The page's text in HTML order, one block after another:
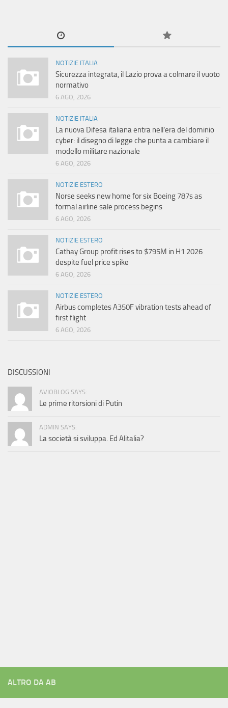
NOTIZIE ITALIA
Sicurezza integrata, il Lazio prova a colmare il vuoto
normativo
6 AGO, 2026
NOTIZIE ITALIA
La nuova Difesa italiana entra nell’era del dominio
cyber: il disegno di legge che punta a cambiare il
modello militare nazionale
6 AGO, 2026
NOTIZIE ESTERO
Norse seeks new home for six Boeing 787s as
formal airline sale process begins
6 AGO, 2026
NOTIZIE ESTERO
Cathay Group profit rises to $795M in H1 2026
despite fuel price spike
6 AGO, 2026
NOTIZIE ESTERO
Airbus completes A350F vibration tests ahead of
first flight
6 AGO, 2026
DISCUSSIONI
AVIOBLOG SAYS:
Le prime ritorsioni di Putin
ADMIN SAYS:
La società si sviluppa. Ed Alitalia?
ALTRO DA AB